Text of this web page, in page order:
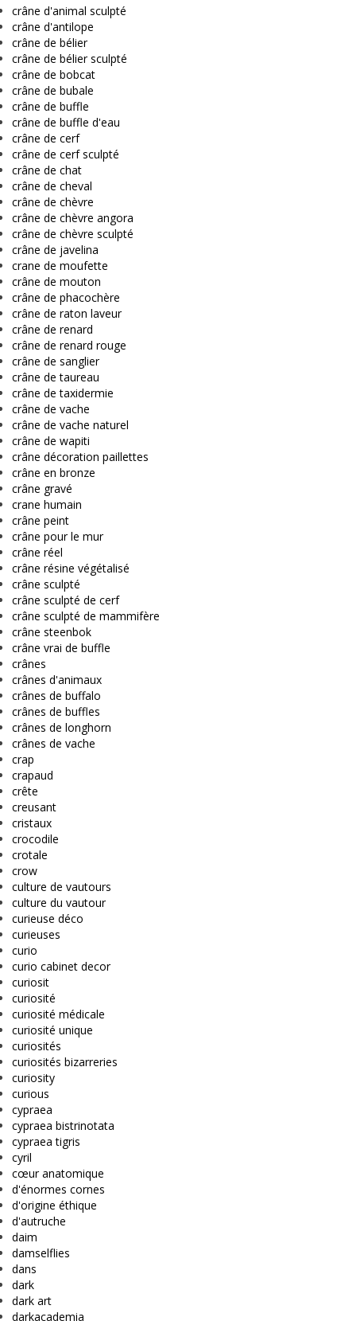
crâne d'animal sculpté
crâne d'antilope
crâne de bélier
crâne de bélier sculpté
crâne de bobcat
crâne de bubale
crâne de buffle
crâne de buffle d'eau
crâne de cerf
crâne de cerf sculpté
crâne de chat
crâne de cheval
crâne de chèvre
crâne de chèvre angora
crâne de chèvre sculpté
crâne de javelina
crane de moufette
crâne de mouton
crâne de phacochère
crâne de raton laveur
crâne de renard
crâne de renard rouge
crâne de sanglier
crâne de taureau
crâne de taxidermie
crâne de vache
crâne de vache naturel
crâne de wapiti
crâne décoration paillettes
crâne en bronze
crâne gravé
crane humain
crâne peint
crâne pour le mur
crâne réel
crâne résine végétalisé
crâne sculpté
crâne sculpté de cerf
crâne sculpté de mammifère
crâne steenbok
crâne vrai de buffle
crânes
crânes d'animaux
crânes de buffalo
crânes de buffles
crânes de longhorn
crânes de vache
crap
crapaud
crête
creusant
cristaux
crocodile
crotale
crow
culture de vautours
culture du vautour
curieuse déco
curieuses
curio
curio cabinet decor
curiosit
curiosité
curiosité médicale
curiosité unique
curiosités
curiosités bizarreries
curiosity
curious
cypraea
cypraea bistrinotata
cypraea tigris
cyril
cœur anatomique
d'énormes cornes
d'origine éthique
d'autruche
daim
damselflies
dans
dark
dark art
darkacademia